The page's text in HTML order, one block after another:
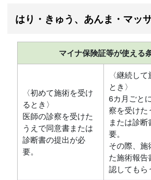
はり・きゅう、あんま・マッ
マイナ保険証等が使える
〈初めて施術を受け
るとき〉
医師の診察を受けた
うえで同意書または
診断書の提出が必
要。
〈継続し
とき〉
6カ月ごと
察を受けた
または診
要。
その際、施
た施術報告
認してもら